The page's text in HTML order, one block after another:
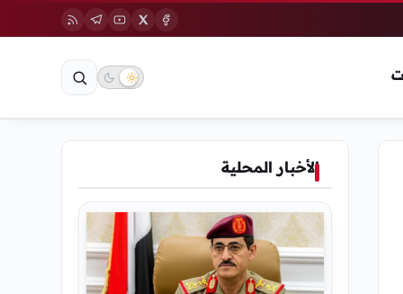
الأخبار المحلية